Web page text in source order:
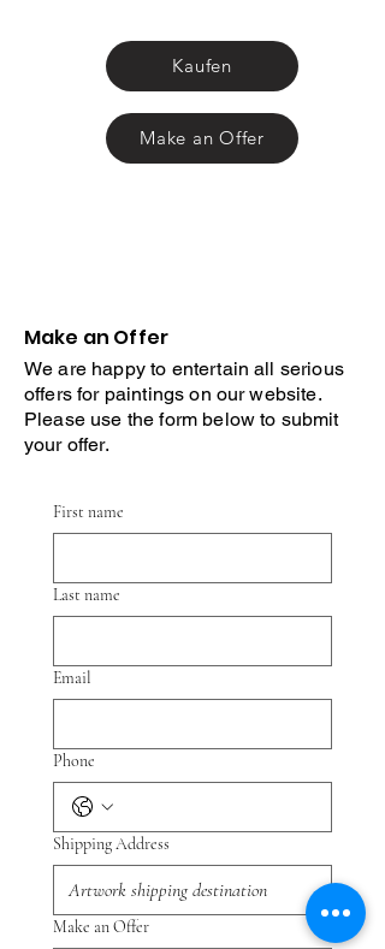
Kaufen
Make an Offer
Make an Offer
We are happy to entertain all serious
offers for paintings on our website.
Please use the form below to submit
your offer.
First name
Last name
Email
Phone
Shipping Address
Make an Offer